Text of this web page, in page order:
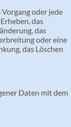
oder jede
das
das
oder eine
das Löschen
Daten mit dem